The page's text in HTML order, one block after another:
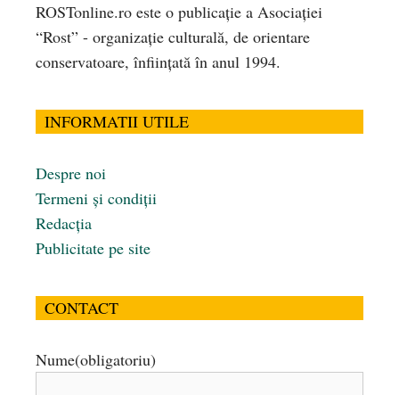
ROSTonline.ro este o publicaţie a Asociaţiei
“Rost” - organizaţie culturală, de orientare
conservatoare, înfiinţată în anul 1994.
INFORMATII UTILE
Despre noi
Termeni și condiții
Redacția
Publicitate pe site
CONTACT
Nume(obligatoriu)